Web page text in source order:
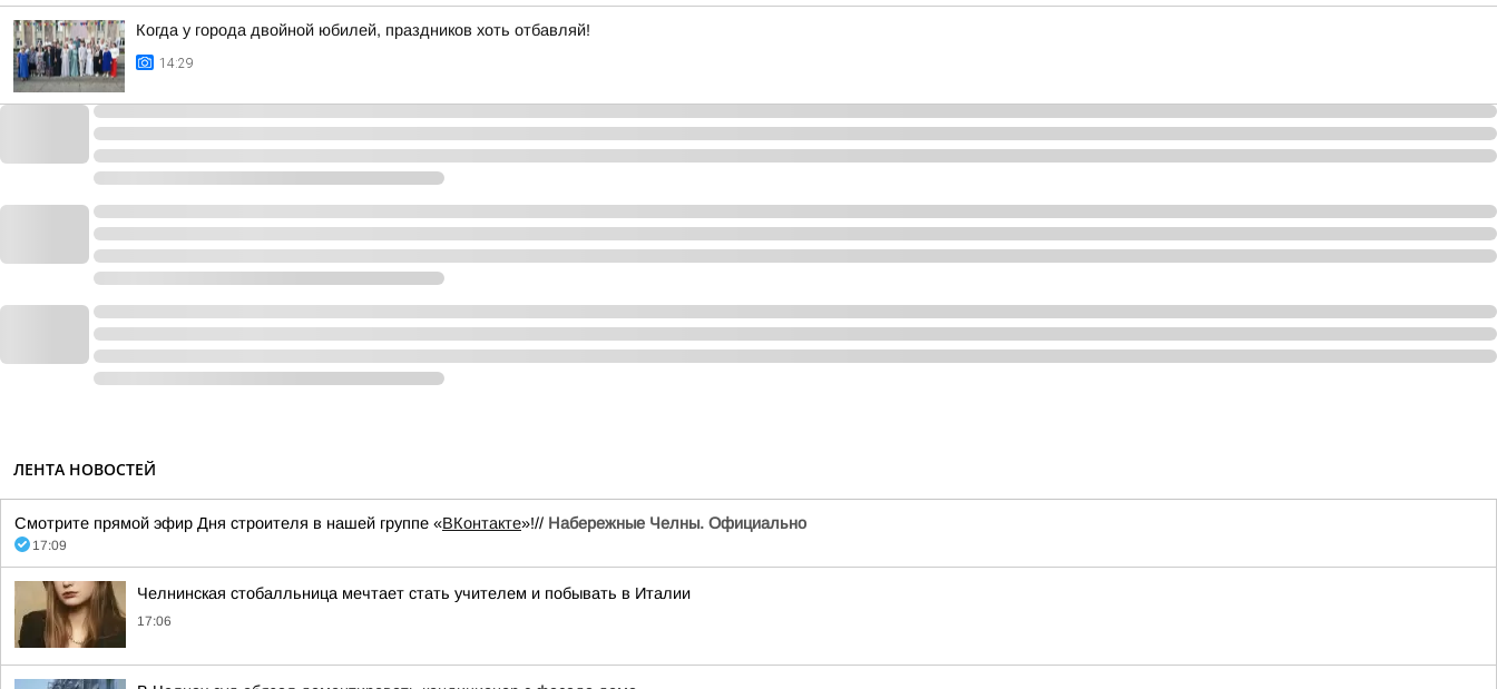
Когда у города двойной юбилей, праздников хоть отбавляй!
14:29
ЛЕНТА НОВОСТЕЙ
Смотрите прямой эфир Дня строителя в нашей группе «ВКонтакте»!// Набережные Челны. Официально
17:09
Челнинская стобалльница мечтает стать учителем и побывать в Италии
17:06